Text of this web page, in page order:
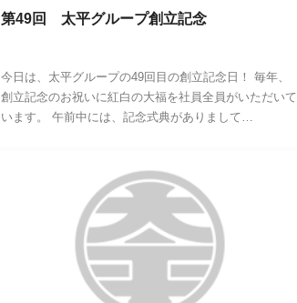
第49回 太平グループ創立記念
今日は、太平グループの49回目の創立記念日！ 毎年、
創立記念のお祝いに紅白の大福を社員全員がいただいて
います。 午前中には、記念式典がありまして…